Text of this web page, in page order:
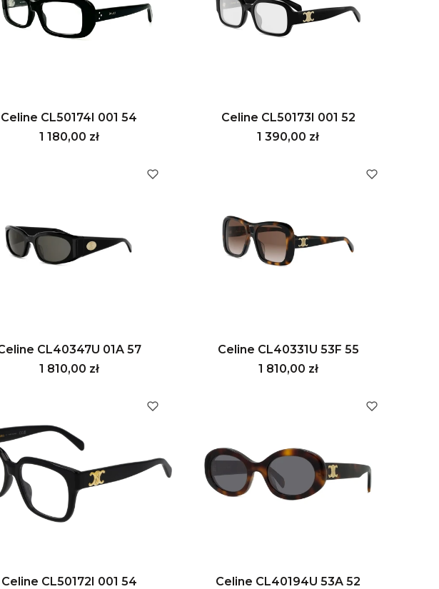
Celine CL50174I 001 54
Cena
1 180,00 zł
Celine CL50173I 001 52
Cena
1 390,00 zł
CL40347U 01A 57
Cena
1 810,00 zł
Celine CL40331U 53F 55
Cena
1 810,00 zł
Celine CL50172I 001 54
Celine CL40194U 53A 52